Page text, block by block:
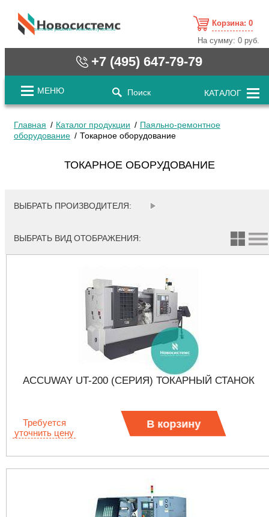
cистемные решения / www.novosystems.ru
Корзина: 0
На сумму:0 руб.
+7 (495) 647-79-79
МЕНЮ Поиск КАТАЛОГ
Главная Каталог продукции
Паяльно-ремонтное
оборудование
Токарное оборудование
ТОКАРНОЕ ОБОРУДОВАНИЕ
ВЫБРАТЬ ПРОИЗВОДИТЕЛЯ:
ВЫБРАТЬ ВИД ОТОБРАЖЕНИЯ:
ACCUWAY UT-200 (СЕРИЯ) ТОКАРНЫЙ СТАНОК
Требуется
уточнить цену
В корзину